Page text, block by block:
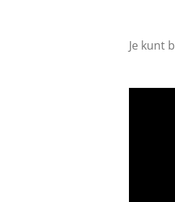
Je kunt